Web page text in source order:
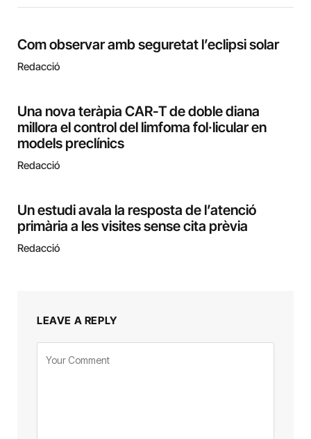
Com observar amb seguretat l’eclipsi solar
Redacció
Una nova teràpia CAR-T de doble diana
millora el control del limfoma fol·licular en
models preclínics
Redacció
Un estudi avala la resposta de l’atenció
primària a les visites sense cita prèvia
Redacció
LEAVE A REPLY